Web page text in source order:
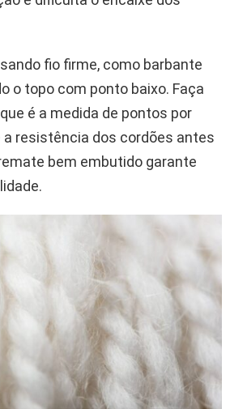
fio firme, como barbante
o topo com ponto baixo. Faça
é a medida de pontos por
resistência dos cordões antes
bem embutido garante